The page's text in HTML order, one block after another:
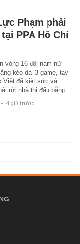
Phạm phải
PPA Hồ Chí
vòng 16 đôi nam nữ
kéo dài 3 game, tay
Việt đã kiệt sức và
rời nhà thi đấu bằng…
- 4 giờ trước